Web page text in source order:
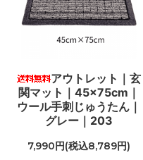
アウトレット｜玄
関マット｜45×75cm｜
ウール手刺じゅうたん｜
グレー｜203
7,990円(税込8,789円)